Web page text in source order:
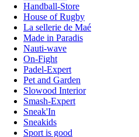
Handball-Store
House of Rugby
La sellerie de Maé
Made in Paradis
Nauti-wave
On-Fight
Padel-Expert
Pet and Garden
Slowood Interior
Smash-Expert
Sneak'In
Sneakids
Sport is good